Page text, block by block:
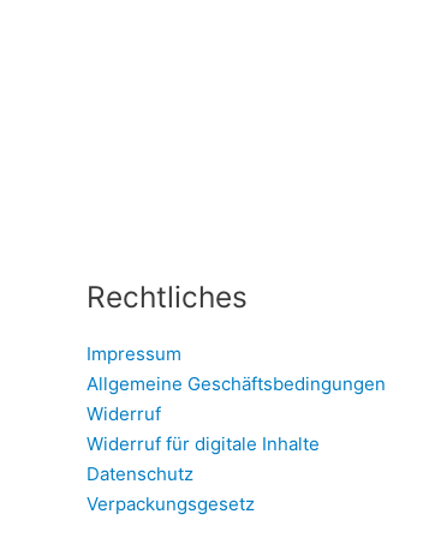
Rechtliches
Impressum
Allgemeine Geschäftsbedingungen
Widerruf
Widerruf für digitale Inhalte
Datenschutz
Verpackungsgesetz